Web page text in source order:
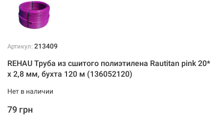
Артикул: 213409
REHAU Труба из сшитого полиэтилена Rautitan pink 20*
x 2,8 мм, бухта 120 м (136052120)
Нет в наличии
79 грн